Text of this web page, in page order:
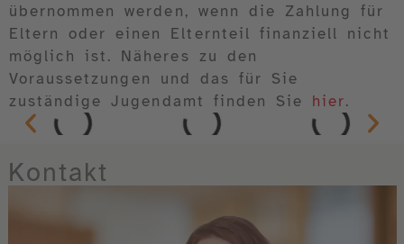
übernommen werden, wenn die Zahlung für
Eltern oder einen Elternteil finanziell nicht
möglich ist. Näheres zu den
Voraussetzungen und das für Sie
zuständige Jugendamt finden Sie hier.
Kontakt